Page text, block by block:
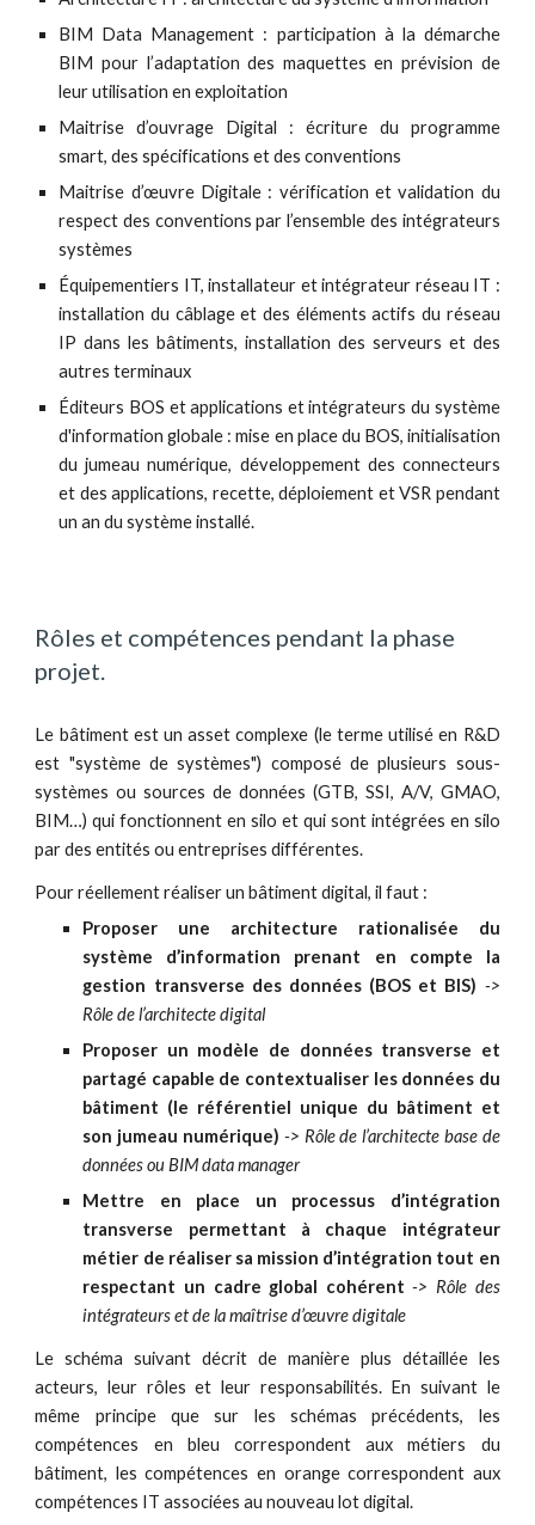
BIM Data Management : participation à la démarche
BIM pour l’adaptation des maquettes en prévision de
leur utilisation en exploitation
Maitrise d’ouvrage Digital : écriture du programme
smart, des spécifications et des conventions
Maitrise d’œuvre Digitale : vérification et validation du
respect des conventions par l’ensemble des intégrateurs
systèmes
Équipementiers IT, installateur et intégrateur réseau IT :
installation du câblage et des éléments actifs du réseau
IP dans les bâtiments, installation des serveurs et des
autres terminaux
Éditeurs BOS et applications et intégrateurs du système
d'information globale : mise en place du BOS, initialisation
du jumeau numérique, développement des connecteurs
et des applications, recette, déploiement et VSR pendant
un an du système installé.
Rôles et compétences pendant la phase
projet.
Le bâtiment est un asset complexe (le terme utilisé en R&D
est "système de systèmes") composé de plusieurs sous-
systèmes ou sources de données (GTB, SSI, A/V, GMAO,
BIM…) qui fonctionnent en silo et qui sont intégrées en silo
par des entités ou entreprises différentes.
Pour réellement réaliser unbâtiment digital, il faut :
Proposer une architecture rationalisée du
système d’information prenant en compte la
gestion transverse des données (BOS et BIS) ->
Rôle de l’architecte digital
Proposer un modèle de données transverse et
partagé capable de contextualiser les données du
bâtiment (le référentiel unique du bâtiment et
son jumeau numérique) -> Rôle de l’architecte base de
données ou BIM data manager
Mettre en place un processus d’intégration
transverse permettant à chaque intégrateur
métier de réaliser sa mission d’intégration tout en
respectant un cadre global cohérent-> Rôle des
intégrateurs et de la maîtrise d’œuvre digitale
Le schéma suivant décrit de manière plus détaillée les
acteurs, leur rôles et leur responsabilités. En suivant le
même principe que sur les schémas précédents, les
compétences en bleu correspondent aux métiers du
bâtiment, les compétences en orange correspondent aux
compétences IT associées au nouveau lot digital.